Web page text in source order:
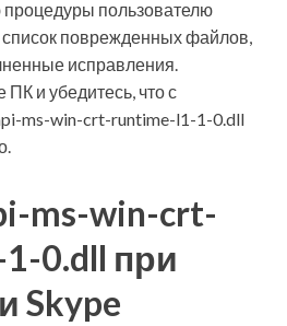
пользователю
список поврежденных файлов,
исправления.
ПК и убедитесь, что с
ms-win-crt-runtime-l1-1-0.dll
ms-win-crt-
0.dll при
Skype